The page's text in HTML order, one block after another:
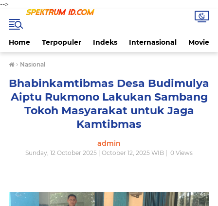
-->
Home Terpopuler Indeks Internasional Movie
› Nasional
Bhabinkamtibmas Desa Budimulya
Aiptu Rukmono Lakukan Sambang
Tokoh Masyarakat untuk Jaga
Kamtibmas
admin
Sunday, 12 October 2025 | October 12, 2025 WIB | 0 Views